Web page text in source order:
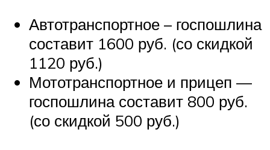
Автотранспортное – госпошлина
составит 1600 руб. (со скидкой
1120 руб.)
Мототранспортное и прицеп —
госпошлина составит 800 руб.
(со скидкой 500 руб.)